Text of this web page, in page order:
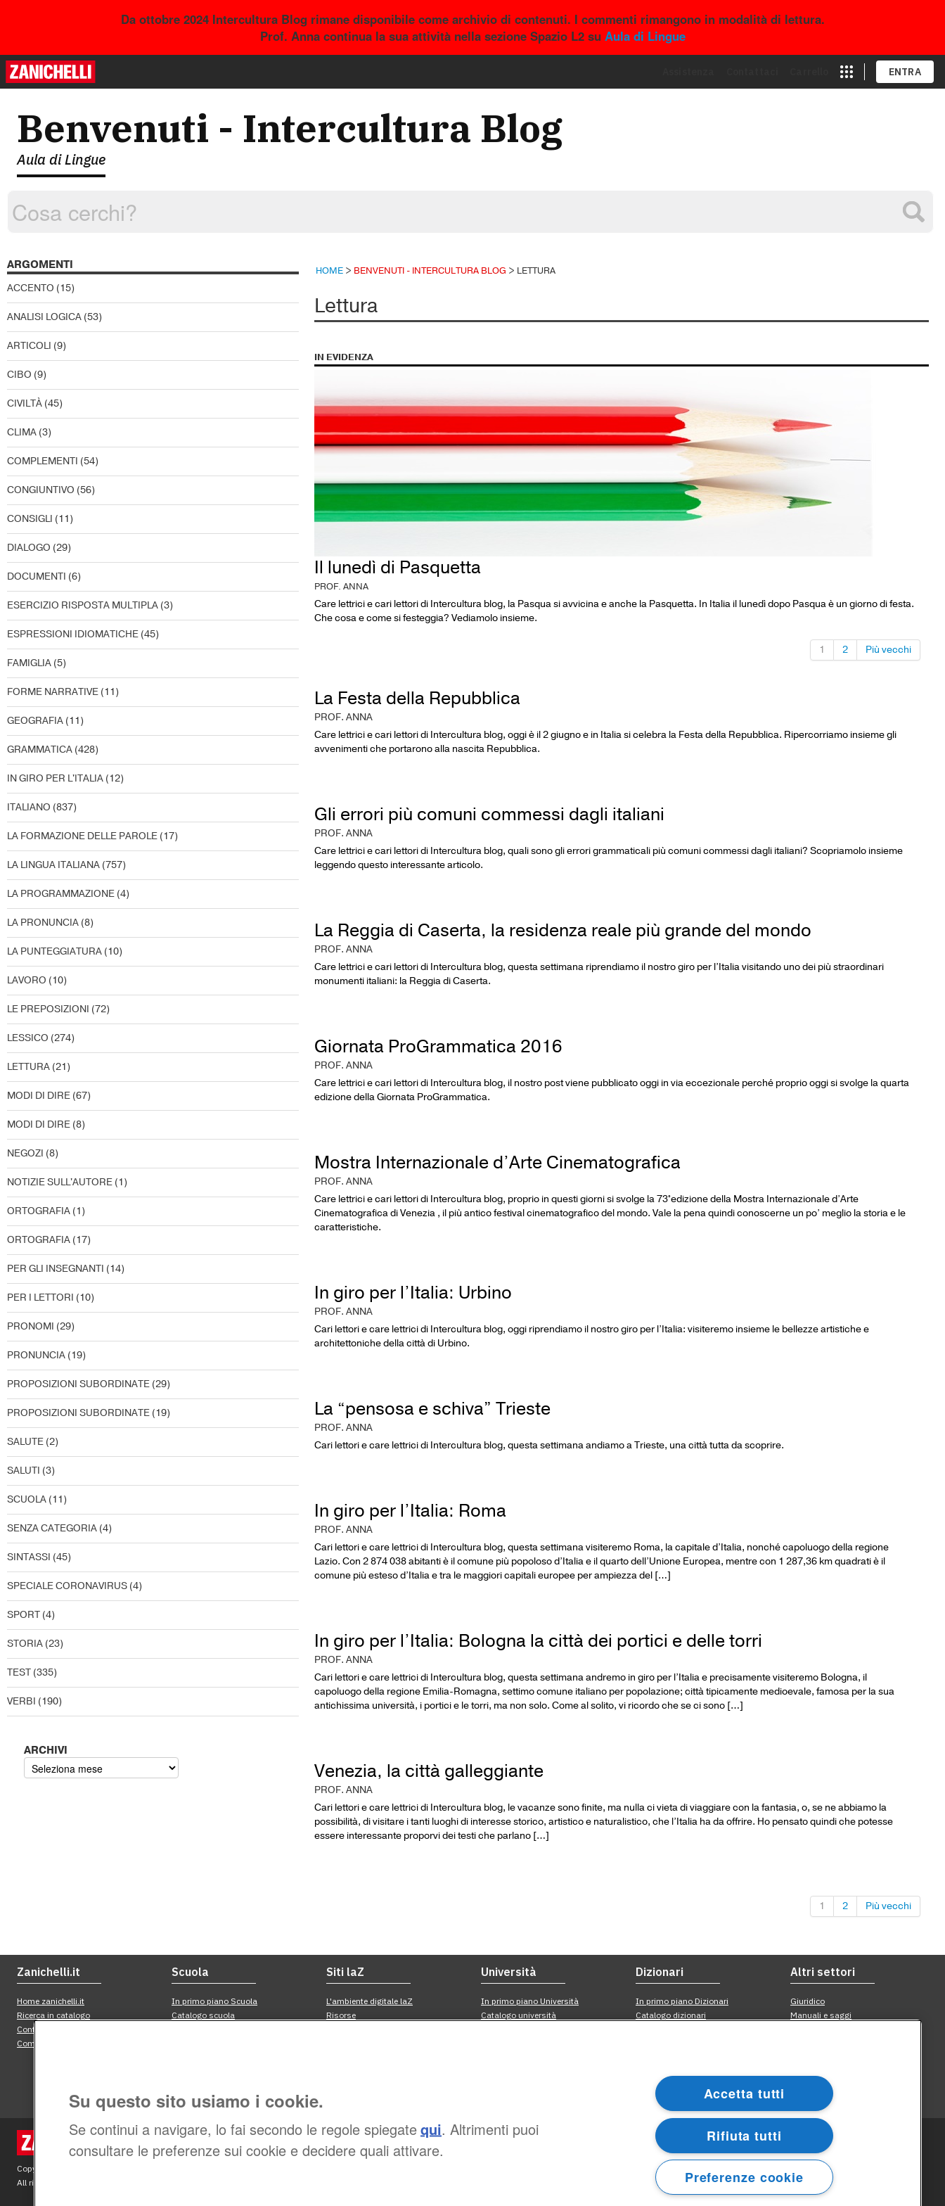
Da ottobre 2024 Intercultura Blog rimane disponibile come archivio di contenuti. I commenti rimangono in modalità di lettura.
Prof. Anna continua la sua attività nella sezione Spazio L2 su Aula di Lingue
ENTRA
Benvenuti - Intercultura Blog
Aula di Lingue
ARGOMENTI
ACCENTO (15)
ANALISI LOGICA (53)
ARTICOLI (9)
CIBO (9)
CIVILTÀ (45)
CLIMA (3)
COMPLEMENTI (54)
CONGIUNTIVO (56)
CONSIGLI (11)
DIALOGO (29)
DOCUMENTI (6)
ESERCIZIO RISPOSTA MULTIPLA (3)
ESPRESSIONI IDIOMATICHE (45)
FAMIGLIA (5)
FORME NARRATIVE (11)
GEOGRAFIA (11)
GRAMMATICA (428)
IN GIRO PER L'ITALIA (12)
ITALIANO (837)
LA FORMAZIONE DELLE PAROLE (17)
LA LINGUA ITALIANA (757)
LA PROGRAMMAZIONE (4)
LA PRONUNCIA (8)
LA PUNTEGGIATURA (10)
LAVORO (10)
LE PREPOSIZIONI (72)
LESSICO (274)
LETTURA (21)
MODI DI DIRE (67)
MODI DI DIRE (8)
NEGOZI (8)
NOTIZIE SULL'AUTORE (1)
ORTOGRAFIA (1)
ORTOGRAFIA (17)
PER GLI INSEGNANTI (14)
PER I LETTORI (10)
PRONOMI (29)
PRONUNCIA (19)
PROPOSIZIONI SUBORDINATE (29)
PROPOSIZIONI SUBORDINATE (19)
SALUTE (2)
SALUTI (3)
SCUOLA (11)
SENZA CATEGORIA (4)
SINTASSI (45)
SPECIALE CORONAVIRUS (4)
SPORT (4)
STORIA (23)
TEST (335)
VERBI (190)
ARCHIVI
HOME> BENVENUTI - INTERCULTURA BLOG > LETTURA
Lettura
IN EVIDENZA
Il lunedì di Pasquetta
PROF. ANNA
Care lettrici e cari lettori di Intercultura blog, la Pasqua si avvicina e anche la Pasquetta. In Italia il lunedì dopo Pasqua è un giorno di festa.
Che cosa e come si festeggia? Vediamolo insieme.
1 2 Più vecchi
La Festa della Repubblica
PROF. ANNA
Care lettrici e cari lettori di Intercultura blog, oggi è il 2 giugno e in Italia si celebra la Festa della Repubblica. Ripercorriamo insieme gli
avvenimenti che portarono alla nascita Repubblica.
Gli errori più comuni commessi dagli italiani
PROF. ANNA
Care lettrici e cari lettori di Intercultura blog, quali sono gli errori grammaticali più comuni commessi dagli italiani? Scopriamolo insieme
leggendo questo interessante articolo.
La Reggia di Caserta, la residenza reale più grande del mondo
PROF. ANNA
Care lettrici e cari lettori di Intercultura blog, questa settimana riprendiamo il nostro giro per l’Italia visitando uno dei più straordinari
monumenti italiani: la Reggia di Caserta.
Giornata ProGrammatica 2016
PROF. ANNA
Care lettrici e cari lettori di Intercultura blog, il nostro post viene pubblicato oggi in via eccezionale perché proprio oggi si svolge la quarta
edizione della Giornata ProGrammatica.
Mostra Internazionale d’Arte Cinematografica
PROF. ANNA
Care lettrici e cari lettori di Intercultura blog, proprio in questi giorni si svolge la 73°edizione della Mostra Internazionale d’Arte
Cinematografica di Venezia , il più antico festival cinematografico del mondo. Vale la pena quindi conoscerne un po’ meglio la storia e le
caratteristiche.
In giro per l’Italia: Urbino
PROF. ANNA
Cari lettori e care lettrici di Intercultura blog, oggi riprendiamo il nostro giro per l’Italia: visiteremo insieme le bellezze artistiche e
architettoniche della città di Urbino.
La “pensosa e schiva” Trieste
PROF. ANNA
Cari lettori e care lettrici di Intercultura blog, questa settimana andiamo a Trieste, una città tutta da scoprire.
In giro per l’Italia: Roma
PROF. ANNA
Cari lettori e care lettrici di Intercultura blog, questa settimana visiteremo Roma, la capitale d’Italia, nonché capoluogo della regione
Lazio. Con 2 874 038 abitanti è il comune più popoloso d’Italia e il quarto dell’Unione Europea, mentre con 1 287,36 km quadrati è il
comune più esteso d’Italia e tra le maggiori capitali europee per ampiezza del […]
In giro per l’Italia: Bologna la città dei portici e delle torri
PROF. ANNA
Cari lettori e care lettrici di Intercultura blog, questa settimana andremo in giro per l’Italia e precisamente visiteremo Bologna, il
capoluogo della regione Emilia-Romagna, settimo comune italiano per popolazione; città tipicamente medioevale, famosa per la sua
antichissima università, i portici e le torri, ma non solo. Come al solito, vi ricordo che se ci sono […]
Venezia, la città galleggiante
PROF. ANNA
Cari lettori e care lettrici di Intercultura blog, le vacanze sono finite, ma nulla ci vieta di viaggiare con la fantasia, o, se ne abbiamo la
possibilità, di visitare i tanti luoghi di interesse storico, artistico e naturalistico, che l’Italia ha da offrire. Ho pensato quindi che potesse
essere interessante proporvi dei testi che parlano […]
1 2 Più vecchi
Su questo sito usiamo i cookie.
Se continui a navigare, lo fai secondo le regole spiegatequi. Altrimenti puoi
consultare le preferenze sui cookie e decidere quali attivare.
Accetta tutti
Rifiuta tutti
Preferenze cookie